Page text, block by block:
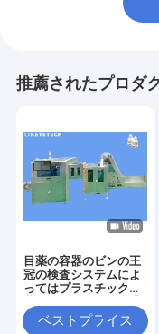
推薦されたプロダ
目薬の容器のビンの王
冠の検査システムによ
ってはプラスチック包
走する
ベストプライス